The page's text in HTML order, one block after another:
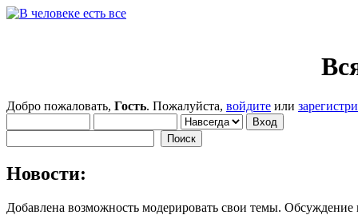
Добро пожаловать, Гость. Пожалуйста, войдите или
Новости:
Добавлена возможность модерировать свои темы.